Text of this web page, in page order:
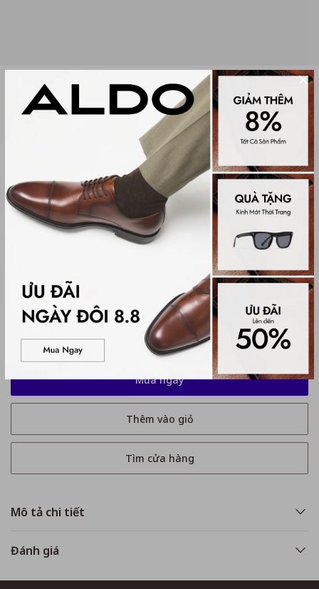
TÚI XÁCH NỮ LORIFLORA
Women Tote Bags
888,000₫ 2,350,000₫
No Size
Mô tả chi tiết
Đánh giá
Mua ngay
Thêm vào giỏ
Tìm cửa hàng